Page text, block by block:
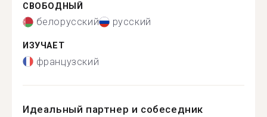
СВОБОДНЫЙ
белорусский русский
ИЗУЧАЕТ
французский
Идеальный партнер и собеседник